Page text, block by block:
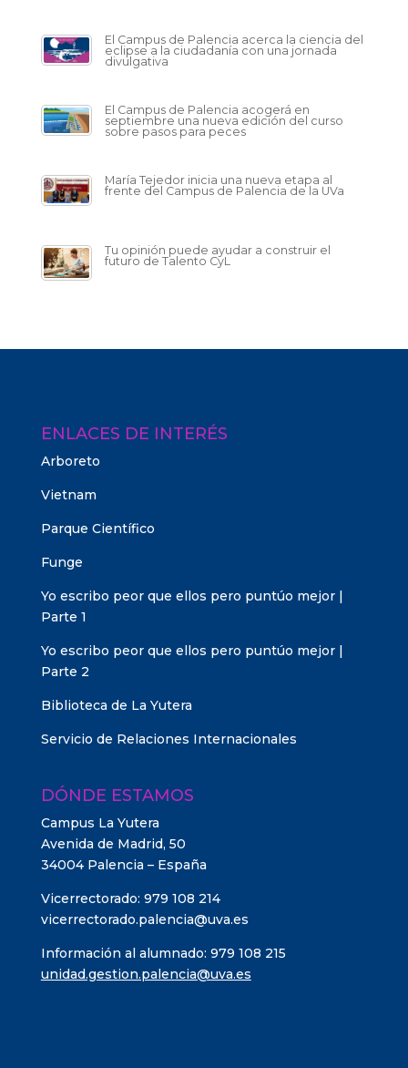
El Campus de Palencia acerca la ciencia del
eclipse a la ciudadanía con una jornada
divulgativa
El Campus de Palencia acogerá en
septiembre una nueva edición del curso
sobre pasos para peces
María Tejedor inicia una nueva etapa al
frente del Campus de Palencia de la UVa
Tu opinión puede ayudar a construir el
futuro de Talento CyL
ENLACES DE INTERÉS
Arboreto
Vietnam
Parque Científico
Funge
Yo escribo peor que ellos pero puntúo mejor |
Parte 1
Yo escribo peor que ellos pero puntúo mejor |
Parte 2
Biblioteca de La Yutera
Servicio de Relaciones Internacionales
DÓNDE ESTAMOS
Campus La Yutera
Avenida de Madrid, 50
34004 Palencia – España
Vicerrectorado: 979 108 214
vicerrectorado.palencia@uva.es
Información al alumnado: 979 108 215
unidad.gestion.palencia@uva.es